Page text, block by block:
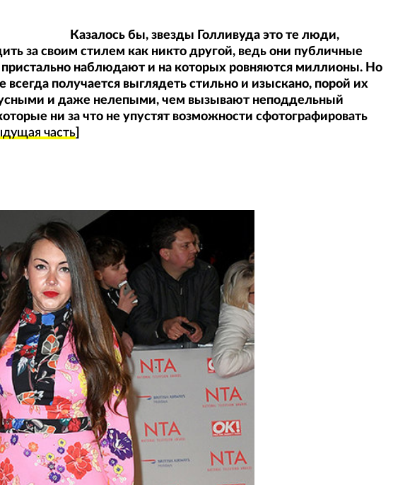
Казалось бы, звезды Голливуда это те люди,
за своим стилем как никто другой, ведь они публичные
наблюдают и на которых ровняются миллионы. Но
всегда получается выглядеть стильно и изыскано, порой их
и даже нелепыми, чем вызывают неподдельный
ни за что не упустят возможности сфотографировать
часть